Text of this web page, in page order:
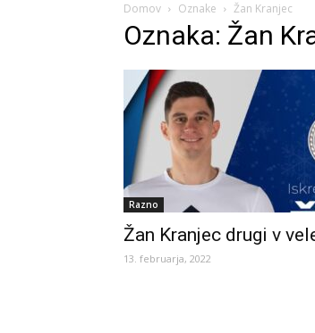
Domov Oznake Žan Kranjec
Oznaka: Žan
Razno
Žan Kranjec drugi v
13. februarja, 2022